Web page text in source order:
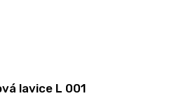
lavice L 001